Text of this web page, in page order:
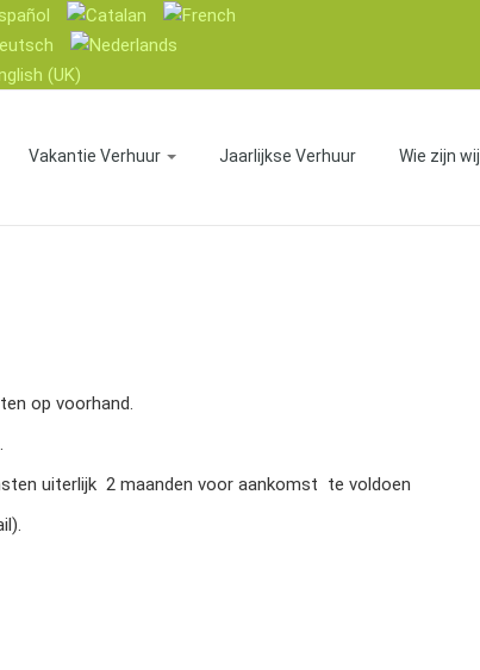
Vakantie Verhuur Jaarlijkse Verhuur Wie zijn wij
op voorhand.
uiterlijk 2 maanden voor aankomst te voldoen